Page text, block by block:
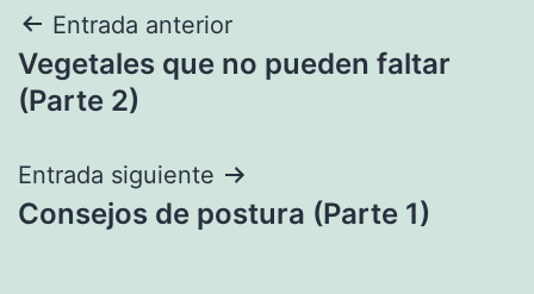
Navegación
de
Entrada anterior
Vegetales que no pueden faltar
(Parte 2)
Entrada siguiente
Consejos de postura (Parte 1)